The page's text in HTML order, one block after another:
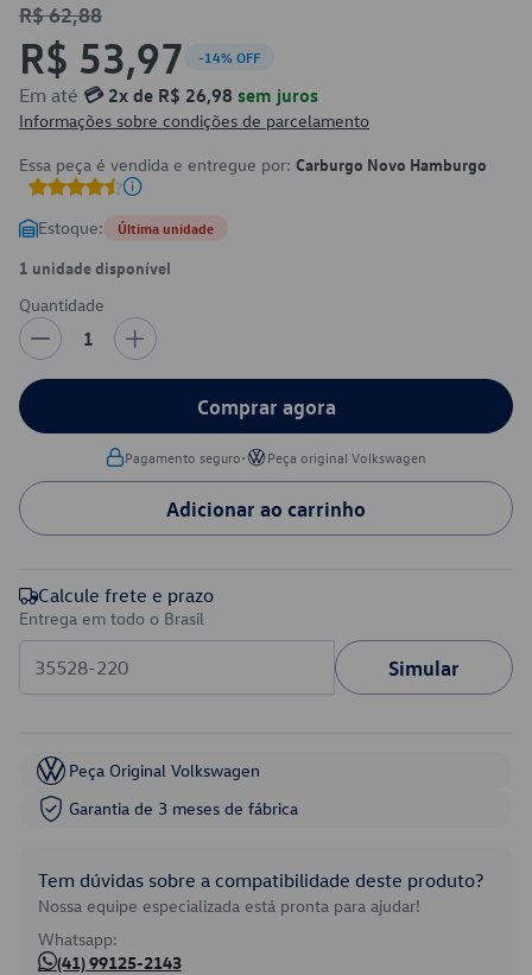
R$ 62,88
R$ 53,97 -14% OFF
Em até 💳 2x de R$ 26,98 sem juros
Informações sobre condições de parcelamento
Essa peça é vendida e entregue por: Carburgo Novo Hamburgo
Estoque: Última unidade
1 unidade disponível
Quantidade
1
Comprar agora
Pagamento seguro• Peça original Volkswagen
Adicionar ao carrinho
Calcule frete e prazo
Entrega em todo o Brasil
Simular
Peça Original Volkswagen
Garantia de 3 meses de fábrica
Tem dúvidas sobre a compatibilidade deste produto?
Nossa equipe especializada está pronta para ajudar!
Whatsapp:
(41) 99125-2143